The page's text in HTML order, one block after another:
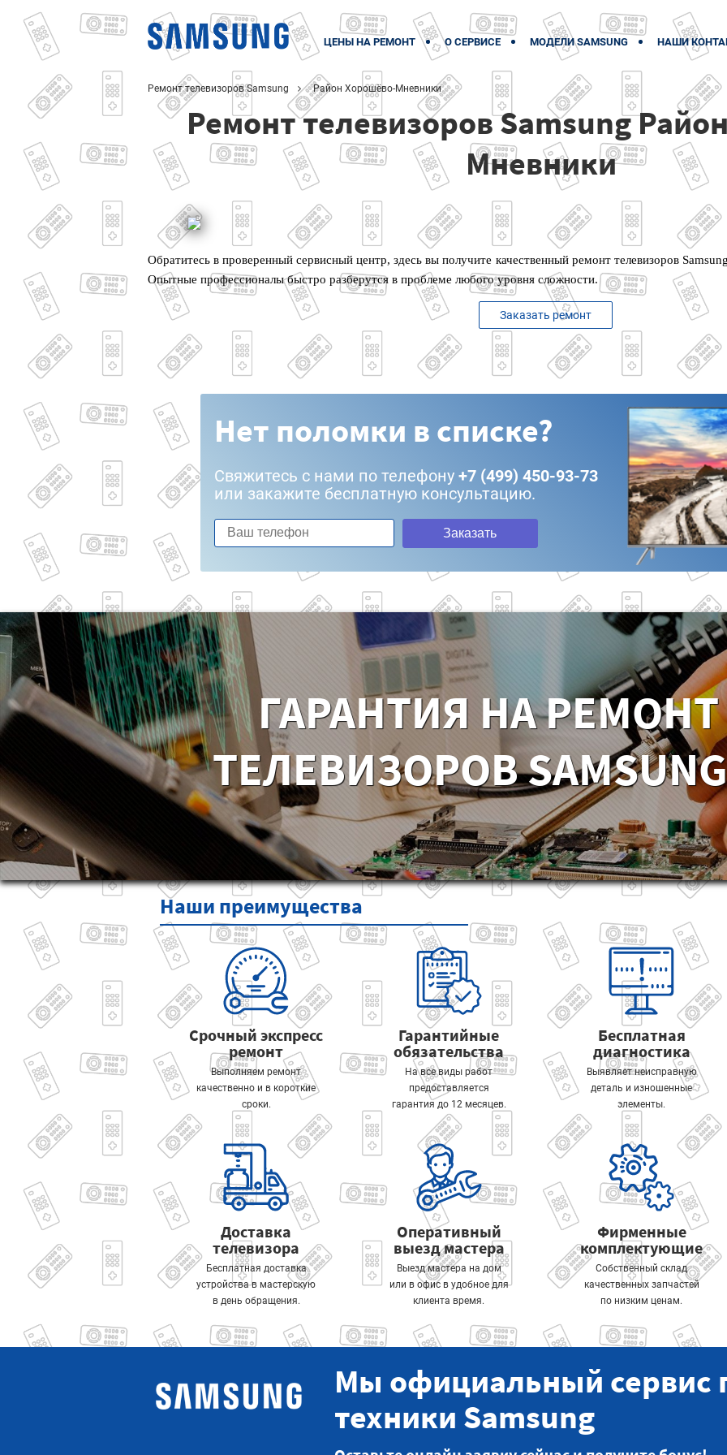
ЦЕНЫ НА РЕМОНТ О СЕРВИСЕ МОДЕЛИ SAMSUNG НАШИ
Ремонт телевизоров Samsung Район Хорошёво-Мневники
Ремонт телевизоров Samsung
Мневники
Обратитесь в проверенный сервисный центр, здесь вы получите качественный ремонт телевизоров
Опытные профессионалы быстро разберутся в проблеме любого уровня сложности.
Заказать ремонт
Нет поломки в списке?
Свяжитесь с нами по телефону +7 (499) 450-93-73
или закажите бесплатную консультацию.
Заказать
ГАРАНТИЯ НА РЕМОНТ
ТЕЛЕВИЗОРОВ
Наши преимущества
Срочный экспресс
ремонт
Выполняем ремонт
качественно и в короткие
сроки.
Гарантийные
обязательства
На все виды работ
предоставляется
гарантия до 12 месяцев.
Бесплатная
диагностика
Выявляет неисправную
деталь и изношенные
элементы.
Доставка
телевизора
Бесплатная доставка
устройства в мастерскую
в день обращения.
Оперативный
выезд мастера
Выезд мастера на дом
или в офис в удобное для
клиента время.
Фирменные
комплектующие
Собственный склад
качественных запчастей
по низким ценам.
Мы официальный сервис
техники Samsung